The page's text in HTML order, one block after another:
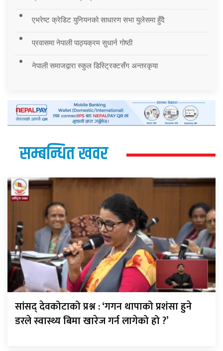
एभरेष्ट क्रेडिट युनियनको साधारण सभा युलेसमा हुँदै
प्रवासमा नेपाली पाठ्यक्रम सुधार्न गोष्ठी
नेपाली समाजद्वारा स्कुल डिस्ट्रिक्टसँग अन्तरकृया
सम्बन्धित खवर
सांसद् देवकोटाको प्रश्न : ‘गगन थापाको प्रशंसा हुने
डरले स्वास्थ्य बिमा खारेज गर्न लागेको हो ?’